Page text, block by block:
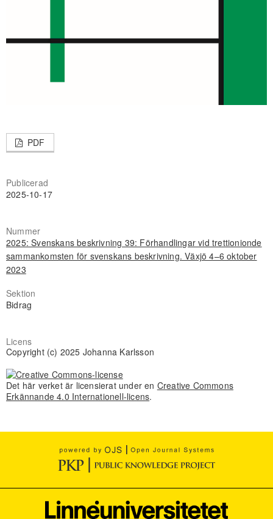
PDF
Publicerad
2025-10-17
Nummer
2025: Svenskans beskrivning 39: Förhandlingar vid trettionionde
sammankomsten för svenskans beskrivning. Växjö 4–6 oktober
2023
Sektion
Bidrag
Licens
Copyright (c) 2025 Johanna Karlsson
Det här verket är licensierat under en Creative Commons
Erkännande 4.0 Internationell-licens.